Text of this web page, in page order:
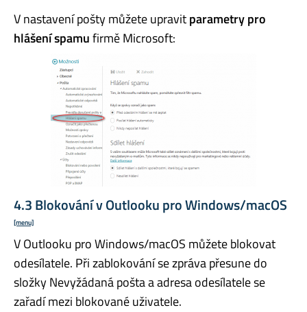
V nastavení pošty můžete upravitparametry pro
hlášení spamufirmě Microsoft:
4.3 Blokování v Outlooku pro Windows/macOS
[menu]
V Outlooku pro Windows/macOS můžete blokovat
odesílatele. Při zablokování se zpráva přesune do
složky Nevyžádaná pošta a adresa odesílatele se
zařadí mezi blokované uživatele.